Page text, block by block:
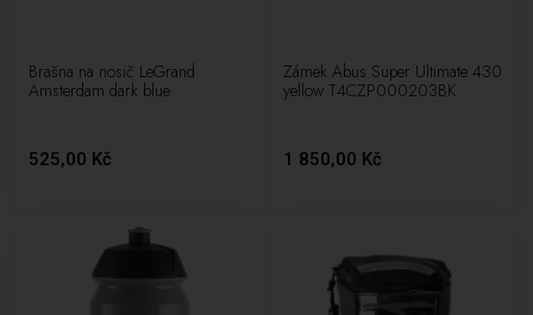
Brašna na nosič LeGrand
Amsterdam dark blue
525,00 Kč
Zámek Abus Super Ultimate 430
yellow T4CZP000203BK
1 850,00 Kč